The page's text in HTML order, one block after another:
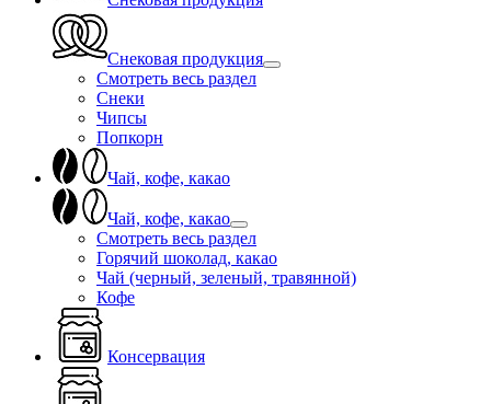
Снековая продукция
Смотреть весь раздел
Снеки
Чипсы
Попкорн
Чай, кофе, какао
Чай, кофе, какао
Смотреть весь раздел
Горячий шоколад, какао
Чай (черный, зеленый, травянной)
Кофе
Консервация